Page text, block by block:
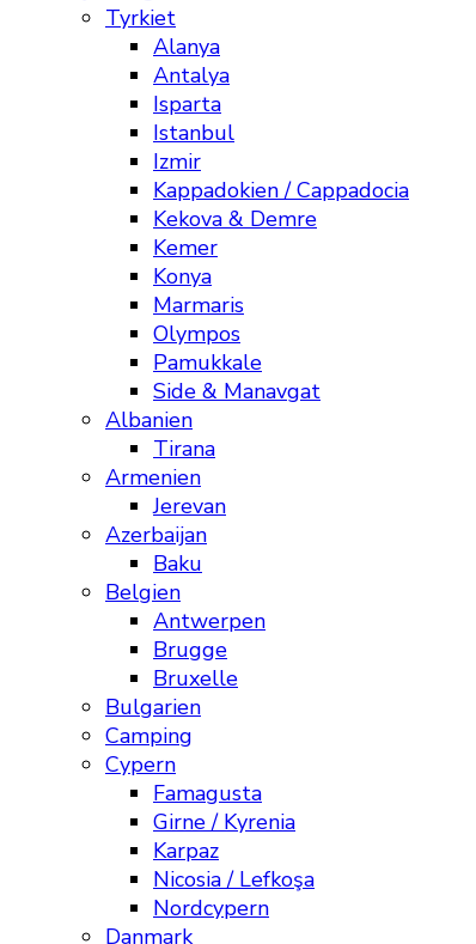
Tyrkiet
Alanya
Antalya
Isparta
Istanbul
Izmir
Kappadokien / Cappadocia
Kekova & Demre
Kemer
Konya
Marmaris
Olympos
Pamukkale
Side & Manavgat
Albanien
Tirana
Armenien
Jerevan
Azerbaijan
Baku
Belgien
Antwerpen
Brugge
Bruxelle
Bulgarien
Camping
Cypern
Famagusta
Girne / Kyrenia
Karpaz
Nicosia / Lefkoşa
Nordcypern
Danmark